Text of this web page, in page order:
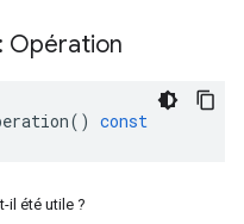
Opération
() const
il été utile ?